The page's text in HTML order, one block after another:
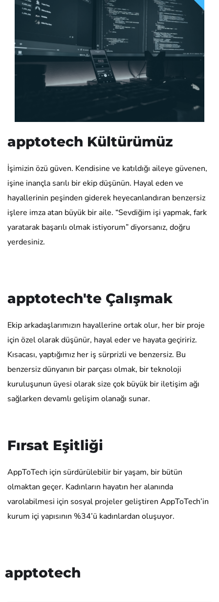
apptotech Kültürümüz
İşimizin özü güven. Kendisine ve katıldığı aileye güvenen,
işine inançla sarılı bir ekip düşünün. Hayal eden ve
hayallerinin peşinden giderek heyecanlandıran benzersiz
işlere imza atan büyük bir aile. “Sevdiğim işi yapmak, fark
yaratarak başarılı olmak istiyorum” diyorsanız, doğru
yerdesiniz.
apptotech'te Çalışmak
Ekip arkadaşlarımızın hayallerine ortak olur, her bir proje
için özel olarak düşünür, hayal eder ve hayata geçiririz.
Kısacası, yaptığımız her iş sürprizli ve benzersiz. Bu
benzersiz dünyanın bir parçası olmak, bir teknoloji
kuruluşunun üyesi olarak size çok büyük bir iletişim ağı
sağlarken devamlı gelişim olanağı sunar.
Fırsat Eşitliği
AppToTech için sürdürülebilir bir yaşam, bir bütün
olmaktan geçer. Kadınların hayatın her alanında
varolabilmesi için sosyal projeler geliştiren AppToTech’in
kurum içi yapısının %34’ü kadınlardan oluşuyor.
apptotech